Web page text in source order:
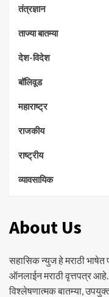
तंत्रज्ञान
ताज्या बातम्या
देश-विदेश
बॉलिवूड
महाराष्ट्र
राजकीय
राष्ट्रीय
व्यावसायिक
About Us
सहासिक न्युज हे मराठी
ऑनलाईन मराठी वृत्तपत्र आहे.
विश्लेषणात्मक बातम्या,